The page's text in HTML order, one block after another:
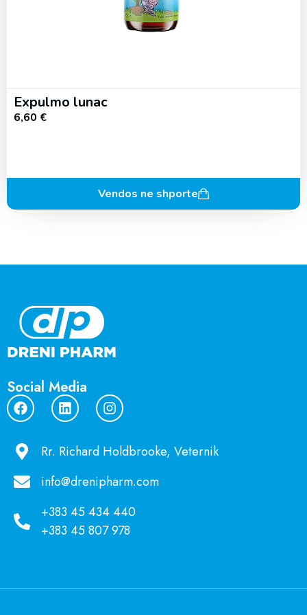
Expulmo lunac
6,60 €
Vendos ne shporte
Social Media
Rr. Richard Holdbrooke, Veternik
info@drenipharm.com
+383 45 434 440
+383 45 807 978